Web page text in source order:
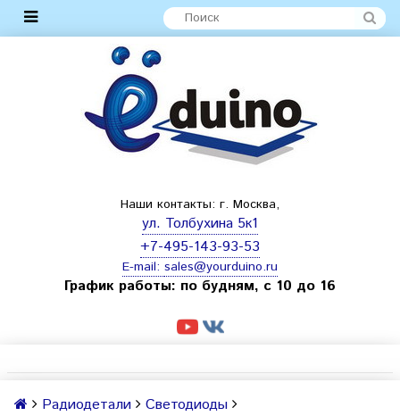
Наши контакты: г. Москва,
ул. Толбухина 5к1
+7-495-143-93-53
E-mail: sales@yourduino.ru
График работы: по будням, с 10 до 16
Радиодетали Светодиоды